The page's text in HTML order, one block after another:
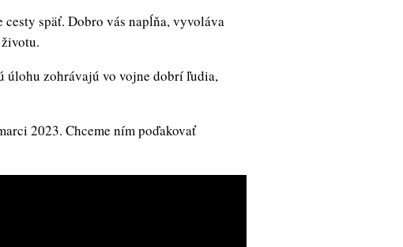
späť. Dobro vás napĺňa, vyvoláva
úlohu zohrávajú vo vojne dobrí ľudia,
2023. Chceme ním poďakovať